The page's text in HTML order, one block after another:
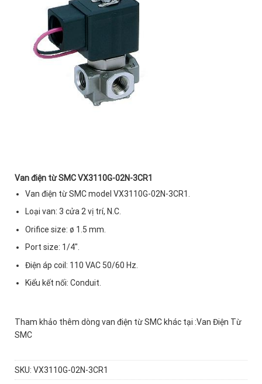
Van điện từ SMC VX3110G-02N-3CR1
Van điện từ SMC model VX3110G-02N-3CR1.
Loại van: 3 cửa 2 vị trí, N.C.
Orifice size: ø 1.5 mm.
Port size: 1/4″.
Điện áp coil: 110 VAC 50/60 Hz.
Kiểu kết nối: Conduit.
Tham khảo thêm dòng van điện từ SMC khác tại :Van Điện Từ
SMC
SKU: VX3110G-02N-3CR1